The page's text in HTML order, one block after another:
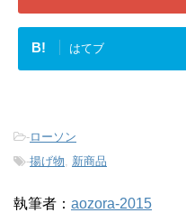
B! はてブ
-ローソン
-揚げ物 新商品
執筆者： aozora-2015